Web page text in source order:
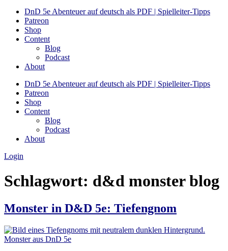
DnD 5e Abenteuer auf deutsch als PDF | Spielleiter-Tipps
Patreon
Shop
Content
Blog
Podcast
About
DnD 5e Abenteuer auf deutsch als PDF | Spielleiter-Tipps
Patreon
Shop
Content
Blog
Podcast
About
Login
Schlagwort: d&d monster blog
Monster in D&D 5e: Tiefengnom